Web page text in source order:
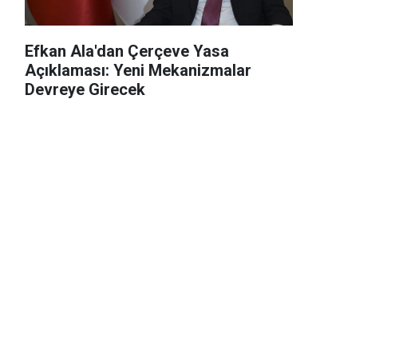
Efkan Ala'dan Çerçeve Yasa
Açıklaması: Yeni Mekanizmalar
Devreye Girecek